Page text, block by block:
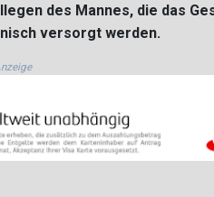
des Mannes, die das
versorgt werden.